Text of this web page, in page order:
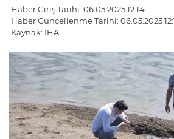
Haber Giriş Tarihi: 06.05.2025 12:14
Haber Güncellenme Tarihi: 06.05.2025
Kaynak: İHA